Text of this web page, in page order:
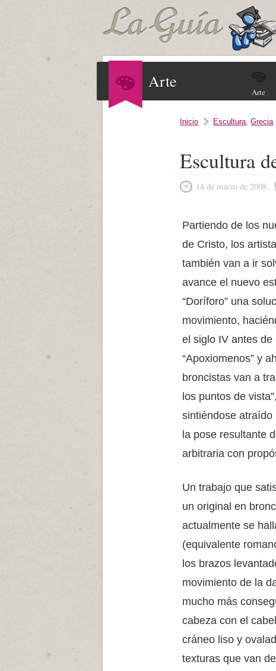
Arte
Arte
Inicio Escultura,Grecia
Escultura
14 de marzo de 2008
Partiendo de los
de Cristo, los
también van a ir
avance el nuevo
“Doríforo” una
movimiento,
el siglo IV antes
“Apoxiomenos” y
broncistas van a
los puntos de
sintiéndose atraído
la pose resultante
arbitraria con
Un trabajo que
un original en
actualmente se
(equivalente
los brazos
movimiento de la
mucho más
cabeza con el
cráneo liso y
texturas que van